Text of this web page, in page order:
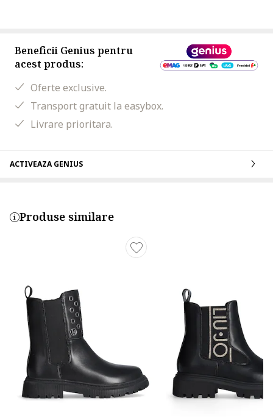
Beneficii Genius pentru
acest produs:
Oferte exclusive.
Transport gratuit la easybox.
Livrare prioritara.
ACTIVEAZA GENIUS
Produse similare